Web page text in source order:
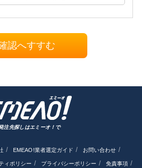
認へすすむ
注先探しはエミーオ！で
EMEAO!業者選定ガイド お問い合わせ
ィポリシー プライバシーポリシー 免責事項